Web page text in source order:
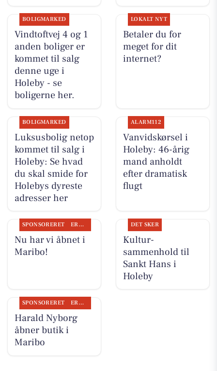
BOLIGMARKED
Vindtoftvej 4 og 1
anden boliger er
kommet til salg
denne uge i
Holeby - se
boligerne her.
LOKALT NYT
Betaler du for
meget for dit
internet?
BOLIGMARKED
Luksusbolig netop
kommet til salg i
Holeby: Se hvad
du skal smide for
Holebys dyreste
adresser her
ALARM112
Vanvidskørsel i
Holeby: 46-årig
mand anholdt
efter dramatisk
flugt
SPONSORERET ERHVERV
Nu har vi åbnet i
Maribo!
DET SKER
Kultur-
sammenhold til
Sankt Hans i
Holeby
SPONSORERET ERHVERV
Harald Nyborg
åbner butik i
Maribo